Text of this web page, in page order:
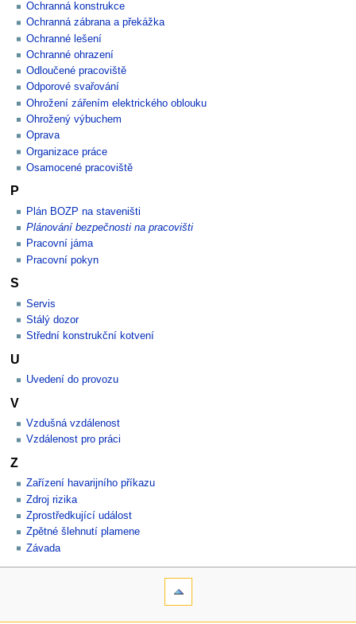
Ochranná konstrukce
Ochranná zábrana a překážka
Ochranné lešení
Ochranné ohrazení
Odloučené pracoviště
Odporové svařování
Ohrožení zářením elektrického oblouku
Ohrožený výbuchem
Oprava
Organizace práce
Osamocené pracoviště
P
Plán BOZP na staveništi
Plánování bezpečnosti na pracovišti
Pracovní jáma
Pracovní pokyn
S
Servis
Stálý dozor
Střední konstrukční kotvení
U
Uvedení do provozu
V
Vzdušná vzdálenost
Vzdálenost pro práci
Z
Zařízení havarijního příkazu
Zdroj rizika
Zprostředkující událost
Zpětné šlehnutí plamene
Závada